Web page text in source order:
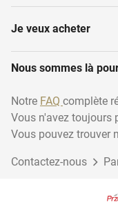
Fours à micro-
Surgélateurs
Frigorifiques
Je veux acheter
Nous sommes là
Notre FAQ complète
Vous n'avez toujours
Vous pouvez trouver
Contactez-nous